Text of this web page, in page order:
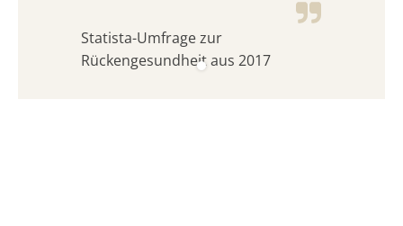
Statista-Umfrage zur
Rückengesundheit aus 2017